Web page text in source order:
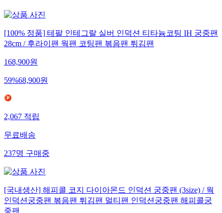
[100% 정품] 테팔 인테그랄 실버 인덕션 티타늄코팅 IH 궁중팬
28cm / 후라이팬 웍팬 코팅팬 볶음팬 튀김팬
168,900원
59%68,900원
2,067 적립
무료배송
237명 구매중
[국내생산] 해피콜 코지 다이아몬드 인덕션 궁중팬 (3size) / 웍
인덕션궁중팬 볶음팬 튀김팬 멀티팬 인덕션궁중팬 해피콜궁
중팬